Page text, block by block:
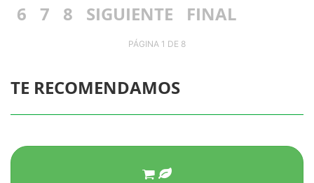
6 7 8 SIGUIENTE FINAL
PÁGINA 1 DE 8
TE RECOMENDAMOS